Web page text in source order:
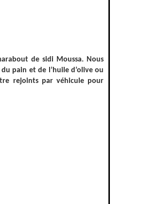
de sidi Moussa. Nous
pain et de l’huile d’olive ou
rejoints par véhicule pour